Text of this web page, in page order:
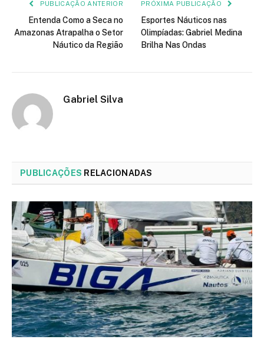
PUBLICAÇÃO ANTERIOR
Entenda Como a Seca no
Amazonas Atrapalha o Setor
Náutico da Região
PRÓXIMA PUBLICAÇÃO
Esportes Náuticos nas
Olimpíadas: Gabriel Medina
Brilha Nas Ondas
Gabriel Silva
PUBLICAÇÕES RELACIONADAS